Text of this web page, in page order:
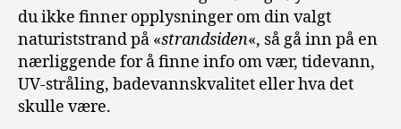
du ikke finner opplysninger om din valgt
naturiststrand på «strandsiden«, så gå inn på en
nærliggende for å finne info om vær, tidevann,
UV-stråling, badevannskvalitet eller hva det
skulle være.